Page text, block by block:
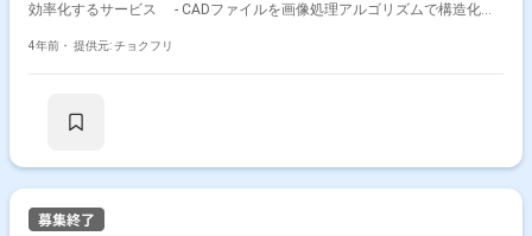
効率化するサービス - CADファイルを画像処理アルゴリズムで構造化す
運転管理業務のコミュニケーションを改善するサービス 具体的には下記の
していただきます。 開発環境としては、AWS Amplify、ECS、CDK、AWS
4年前・ 提供元: チョクフリ